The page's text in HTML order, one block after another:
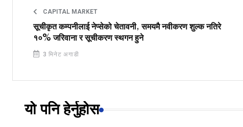
CAPITAL MARKET
सूचीकृत कम्पनीलाई नेप्सेको चेतावनी, समयमै नवीकरण शुल्क नतिरे
१०% जरिवाना र सूचीकरण स्थगन हुने
3 मिनेट अगाडी
यो पनि हेर्नुहोस